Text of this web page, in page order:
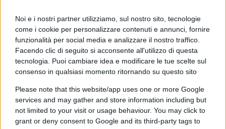
Noi e i nostri partner utilizziamo, sul nostro sito, tecnologie
come i cookie per personalizzare contenuti e annunci, fornire
funzionalità per social media e analizzare il nostro traffico.
Facendo clic di seguito si acconsente all'utilizzo di questa
tecnologia. Puoi cambiare idea e modificare le tue scelte sul
consenso in qualsiasi momento ritornando su questo sito
Please note that this website/app uses one or more Google
services and may gather and store information including but
not limited to your visit or usage behaviour. You may click to
grant or deny consent to Google and its third-party tags to
no. È una pagina commerciale per cui ho pagato
tanti soldi per farla crescere e da cui dipende
l’80% del mio lavoro rivolto al food per elaborare
menù con valori nutrizionali. So che ci sono
milioni di persone in Italia con questo problema,
letteralmente rovinate professionalmente.
Aggiungo che dopo la chiusura mi arrivano
messaggi postali e al cellulare del presunto